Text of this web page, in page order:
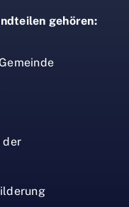
gehören:
der